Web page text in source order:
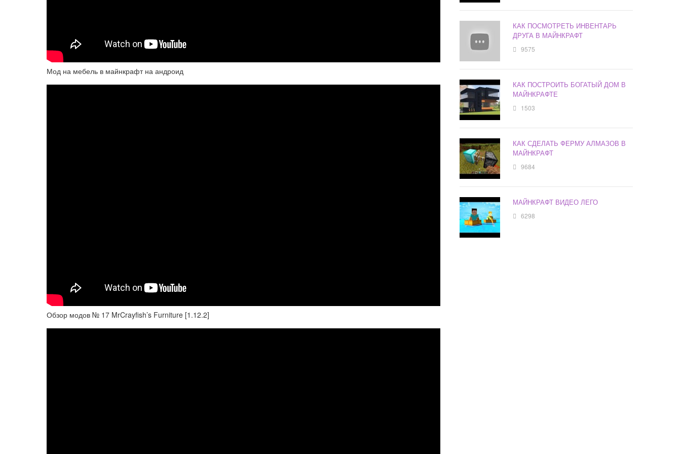
Мод на мебель в майнкрафт на андроид
Обзор модов № 17 MrCrayfish’s Furniture [1.12.2]
КАК ПОСМОТРЕТЬ ИНВЕНТАРЬ
ДРУГА В МАЙНКРАФТ
9575
КАК ПОСТРОИТЬ БОГАТЫЙ ДОМ В
МАЙНКРАФТЕ
1503
КАК СДЕЛАТЬ ФЕРМУ АЛМАЗОВ В
МАЙНКРАФТ
9684
МАЙНКРАФТ ВИДЕО ЛЕГО
6298